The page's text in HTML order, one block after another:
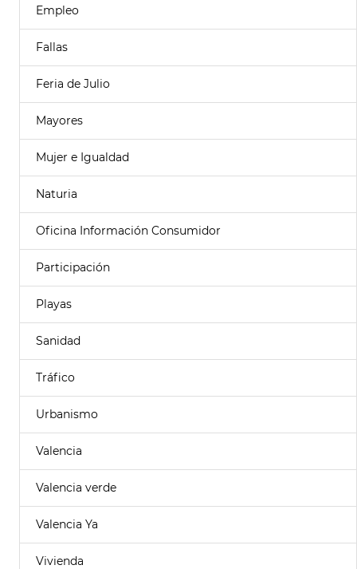
Empleo
Fallas
Feria de Julio
Mayores
Mujer e Igualdad
Naturia
Oficina Información Consumidor
Participación
Playas
Sanidad
Tráfico
Urbanismo
Valencia
Valencia verde
Valencia Ya
Vivienda